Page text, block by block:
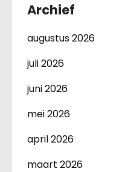
Archief
augustus 2026
juli 2026
juni 2026
mei 2026
april 2026
maart 2026